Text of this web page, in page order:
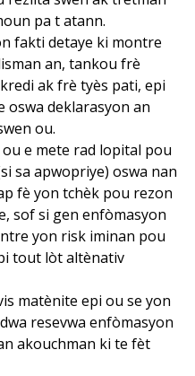
pa t atann.
fakti detaye ki montre
an, tankou frè
ak frè tyès pati, epi
oswa deklarasyon an
ou.
e mete rad lopital pou
sa apwopriye) oswa nan
fè yon tchèk pou rezon
sof si gen enfòmasyon
yon risk iminan pou
tout lòt altènativ
matènite epi ou se yon
resevwa enfòmasyon
akouchman ki te fèt